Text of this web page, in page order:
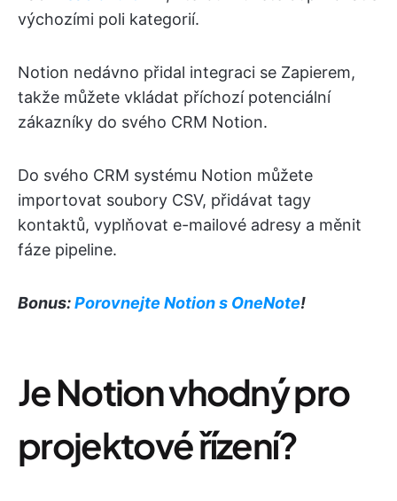
výchozími poli kategorií.
Notion nedávno přidal integraci se Zapierem,
takže můžete vkládat příchozí potenciální
zákazníky do svého CRM Notion.
Do svého CRM systému Notion můžete
importovat soubory CSV, přidávat tagy
kontaktů, vyplňovat e-mailové adresy a měnit
fáze pipeline.
Bonus:Porovnejte Notion s OneNote!
Je Notion vhodný pro
projektové řízení?